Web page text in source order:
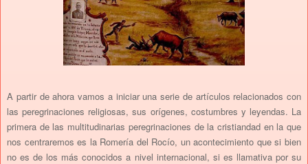
A partir de ahora vamos a iniciar una serie de artículos relacionados con
las peregrinaciones religiosas, sus orígenes, costumbres y leyendas. La
primera de las multitudinarias peregrinaciones de la cristiandad en la que
nos centraremos es la Romería del Rocío, un acontecimiento que si bien
no es de los más conocidos a nivel internacional, si es llamativa por su